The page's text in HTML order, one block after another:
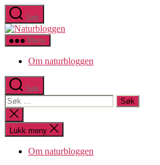
Hopp
til
innholdet
Søk
Meny
Om naturbloggen
Søk
Søk
etter:
Lukk
søk
Lukk meny
Om naturbloggen